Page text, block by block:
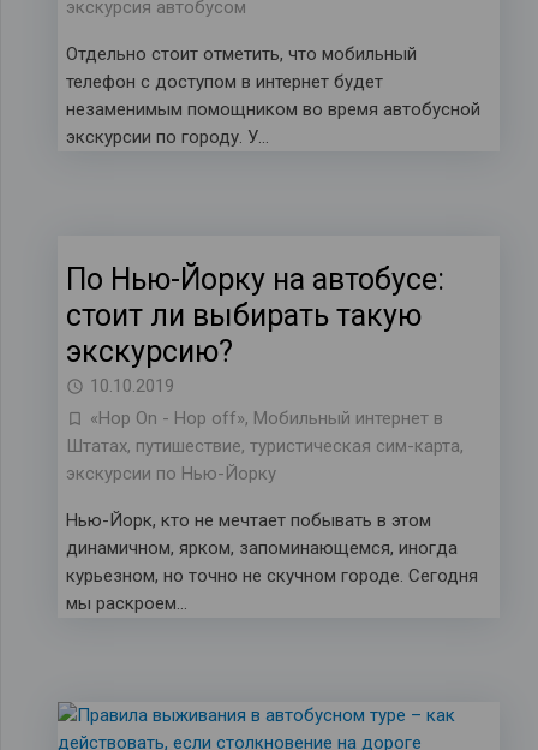
экскурсия автобусом
Отдельно стоит отметить, что мобильный
телефон с доступом в интернет будет
незаменимым помощником во время автобусной
экскурсии по городу. У…
По Нью-Йорку на автобусе:
стоит ли выбирать такую
экскурсию?
10.10.2019
«Hop On - Hop off», Мобильный интернет в
Штатах, путишествие, туристическая сим-карта,
экскурсии по Нью-Йорку
Нью-Йорк, кто не мечтает побывать в этом
динамичном, ярком, запоминающемся, иногда
курьезном, но точно не скучном городе. Сегодня
мы раскроем…